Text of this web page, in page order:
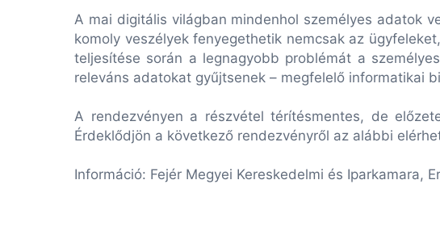
A mai digitális világban mindenhol személyes adatok
komoly veszélyek fenyegethetik nemcsak az
teljesítése során a legnagyobb problémát a
releváns adatokat gyűjtsenek – megfelelő informatikai
A rendezvényen a részvétel térítésmentes, de
Érdeklődjön a következő rendezvényről az alábbi
Információ: Fejér Megyei Kereskedelmi és Iparkamara,